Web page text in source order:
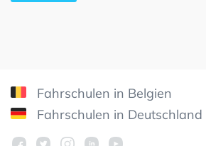
Fahrschulen in Belgien
Fahrschulen in Deutschland